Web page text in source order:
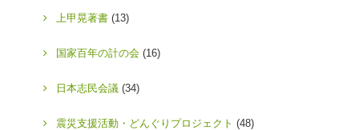
上甲晃著書 (13)
国家百年の計の会 (16)
日本志民会議 (34)
震災支援活動・どんぐりプロジェクト (48)